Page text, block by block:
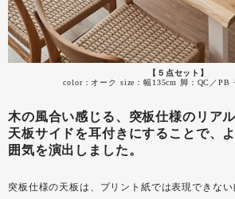
【５点セット】
color：オーク size：幅135cm 脚：QC／PB
木の風合い感じる、突板仕様のリアル
天板サイドを耳付きにすることで、
囲気を演出しました。
突板仕様の天板は、プリント紙では表現できな